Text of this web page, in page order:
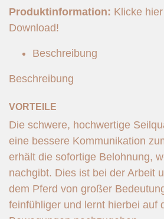
Produktinformation: Klicke
Download!
Beschreibung
Beschreibung
VORTEILE
Die schwere, hochwertige
eine bessere Kommunikation
erhält die sofortige Belohnung,
nachgibt. Dies ist bei der Arbeit
dem Pferd von großer
feinfühliger und lernt hierbei auf